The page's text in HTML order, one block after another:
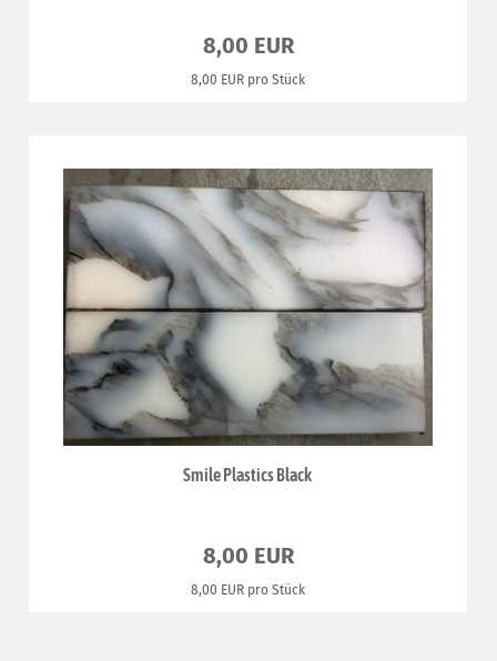
8,00 EUR
8,00 EUR pro Stück
Smile Plastics Black
8,00 EUR
8,00 EUR pro Stück